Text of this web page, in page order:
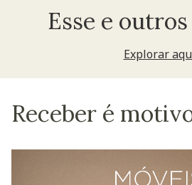
Esse e
Explorar
Receber é